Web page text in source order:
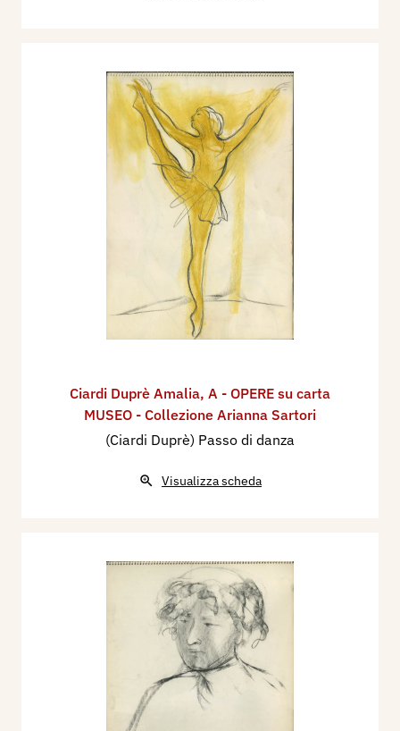
Ciardi Duprè Amalia, A - OPERE su carta
MUSEO - Collezione Arianna Sartori
(Ciardi Duprè) Passo di danza
Visualizza scheda